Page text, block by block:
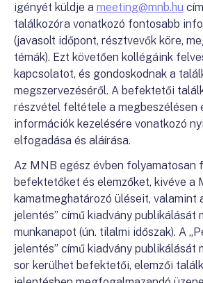
igényét küldje a meeting@mnb.hu
találkozóra vonatkozó fontosabb
(javasolt időpont, résztvevők köre,
témák). Ezt követően kollégáink
kapcsolatot, és gondoskodnak a
megszervezéséről. A befektetői
részvétel feltétele a megbeszélésen
információk kezelésére vonatkozó
elfogadása és aláírása.
Az MNB egész évben folyamatosan
befektetőket és elemzőket, kivéve a
kamatmeghatározó üléseit, valamint
jelentés” című kiadvány publikálását
munkanapot (ún. tilalmi időszak). A
jelentés” című kiadvány publikálását
sor kerülhet befektetői, elemzői